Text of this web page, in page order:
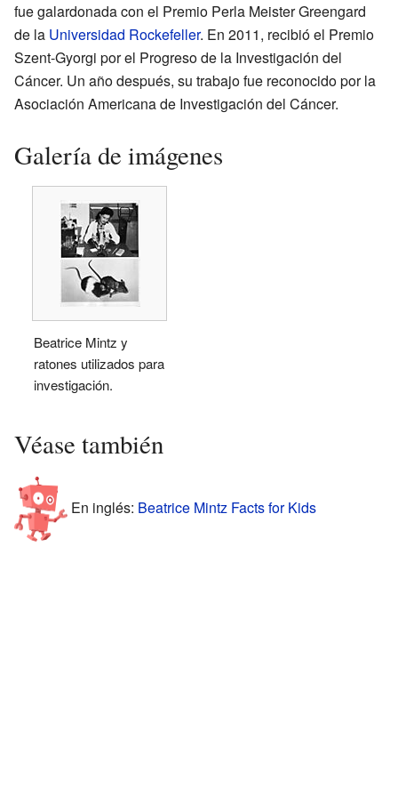
fue galardonada con el Premio Perla Meister Greengard
de la Universidad Rockefeller. En 2011, recibió el Premio
Szent-Gyorgi por el Progreso de la Investigación del
Cáncer. Un año después, su trabajo fue reconocido por la
Asociación Americana de Investigación del Cáncer.
Galería de imágenes
Beatrice Mintz y
ratones utilizados para
investigación.
Véase también
En inglés: Beatrice Mintz Facts for Kids